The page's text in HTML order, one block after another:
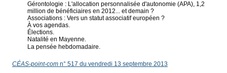
Gérontologie : L'allocation personnalisée d'autonomie (APA), 1,2
million de bénéficiaires en 2012... et demain ?
Associations : Vers un statut associatif européen ?
À vos agendas.
Élections.
Natalité en Mayenne.
La pensée hebdomadaire.
CÉAS-point-comn° 517 du vendredi 13 septembre 2013